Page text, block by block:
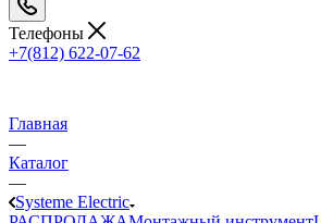
Телефоны
+7(812) 622-07-62
Главная
—
Каталог
—
Systeme Electric